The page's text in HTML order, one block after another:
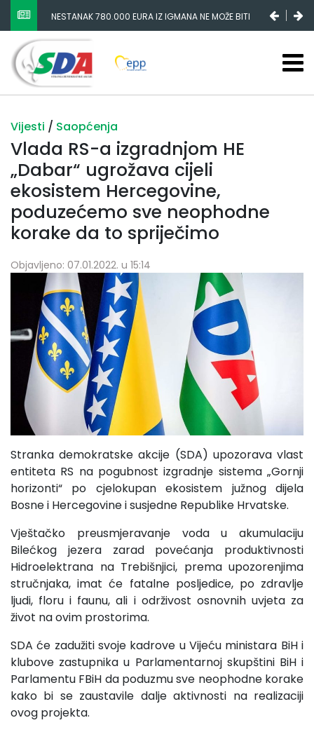
NESTANAK 780.000 EURA IZ IGMANA NE MOŽE BITI
SLUČAJNI PREVID, ODGOVORNOST MORAJU SNOSITI
VLADA FBIH I NJENI KADROVI
Vijesti / Saopćenja
Vlada RS-a izgradnjom HE
„Dabar“ ugrožava cijeli
ekosistem Hercegovine,
poduzećemo sve neophodne
korake da to spriječimo
Objavljeno: 07.01.2022. u 15:14
Stranka demokratske akcije (SDA) upozorava vlast
entiteta RS na pogubnost izgradnje sistema „Gornji
horizonti“ po cjelokupan ekosistem južnog dijela
Bosne i Hercegovine i susjedne Republike Hrvatske.
Vještačko preusmjeravanje voda u akumulaciju
Bilećkog jezera zarad povećanja produktivnosti
Hidroelektrana na Trebišnjici, prema upozorenjima
stručnjaka, imat će fatalne posljedice, po zdravlje
ljudi, floru i faunu, ali i održivost osnovnih uvjeta za
život na ovim prostorima.
SDA će zadužiti svoje kadrove u Vijeću ministara BiH i
klubove zastupnika u Parlamentarnoj skupštini BiH i
Parlamentu FBiH da poduzmu sve neophodne korake
kako bi se zaustavile dalje aktivnosti na realizaciji
ovog projekta.